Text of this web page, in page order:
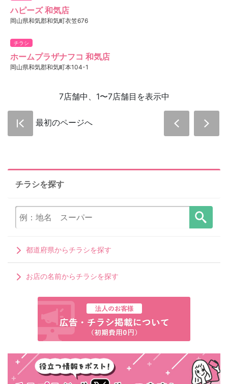
ハピーズ 和気店
岡山県和気郡和気町衣笠676
チラシ
ホームプラザナフコ 和気店
岡山県和気郡和気町本104-1
7店舗中、1〜7店舗目を表示中
最初のページへ
チラシを探す
都道府県からチラシを探す
お店の名前からチラシを探す